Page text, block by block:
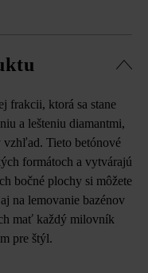
frakcii, ktorá sa stane
a lešteniu diamantmi,
vzhľad. Tieto betónové
formátoch a vytvárajú
bočné plochy si môžete
na lemovanie bazénov
mať každý milovník
pre štýl.